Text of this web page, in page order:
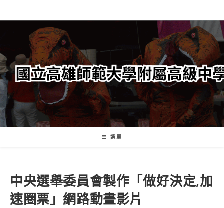
轉
要
內
容
選單
中央選舉委員會製作「做好決定,加
速圈票」網路動畫影片